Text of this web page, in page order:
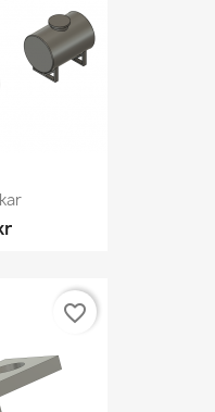
favorite_border